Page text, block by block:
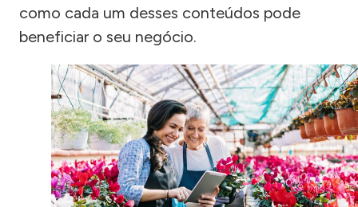
como cada um desses conteúdos pode
beneficiar o seu negócio.